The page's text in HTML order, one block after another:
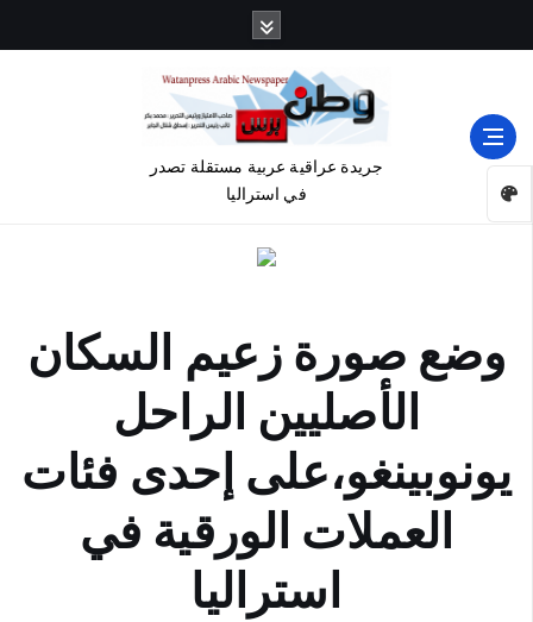
جريدة عراقية عربية مستقلة تصدر
في استراليا
وضع صورة زعيم السكان
الأصليين الراحل
يونوبينغو،على إحدى فئات
العملات الورقية في
استراليا